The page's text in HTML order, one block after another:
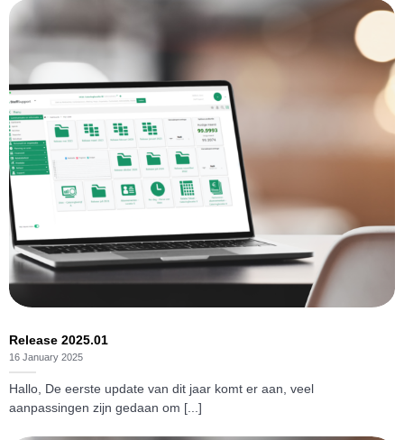
Release 2025.01
16 January 2025
Hallo, De eerste update van dit jaar komt er aan, veel
aanpassingen zijn gedaan om [...]